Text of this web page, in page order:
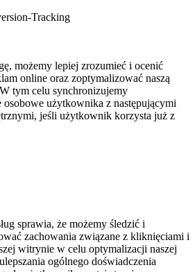
Tracking
możemy lepiej zrozumieć i ocenić
online oraz zoptymalizować naszą
tym celu synchronizujemy
osobowe użytkownika z następującymi
jeśli użytkownik korzysta już z
sprawia, że możemy śledzić i
zachowania związane z kliknięciami i
witrynie w celu optymalizacji naszej
ogólnego doświadczenia